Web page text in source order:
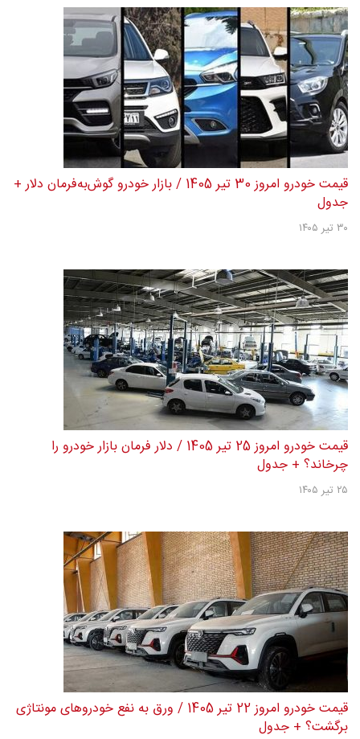
قیمت خودرو امروز 30 تیر 1405 / بازار خودرو گوش‌به‌فرمان دلار +
جدول
۳۰ تیر ۱۴۰۵
قیمت خودرو امروز 25 تیر 1405 / دلار فرمان بازار خودرو را
چرخاند؟ + جدول
۲۵ تیر ۱۴۰۵
قیمت خودرو امروز 22 تیر 1405 / ورق به نفع خودروهای مونتاژی
برگشت؟ + جدول